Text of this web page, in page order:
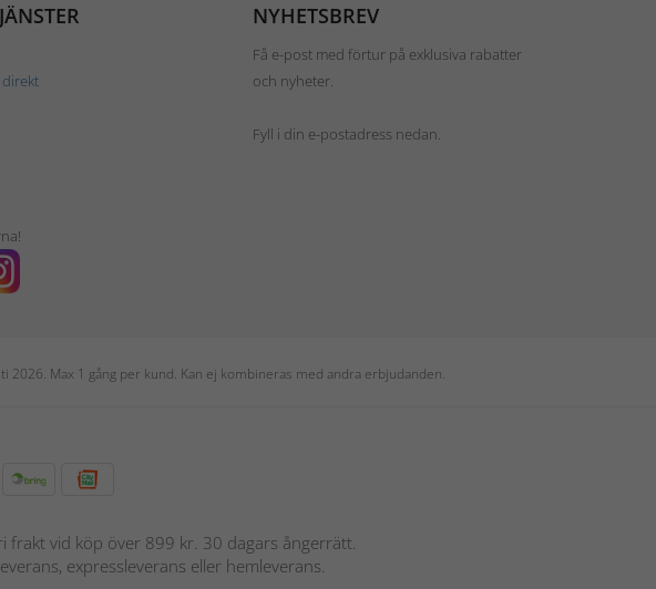
NYHETSBREV
Få e-post med förtur på exklusiva rabatter
och nyheter.
Fyll i din e-postadress nedan.
2026. Max 1 gång per kund. Kan ej kombineras med andra erbjudanden.
frakt vid köp över 899 kr. 30 dagars ångerrätt.
expressleverans eller hemleverans.